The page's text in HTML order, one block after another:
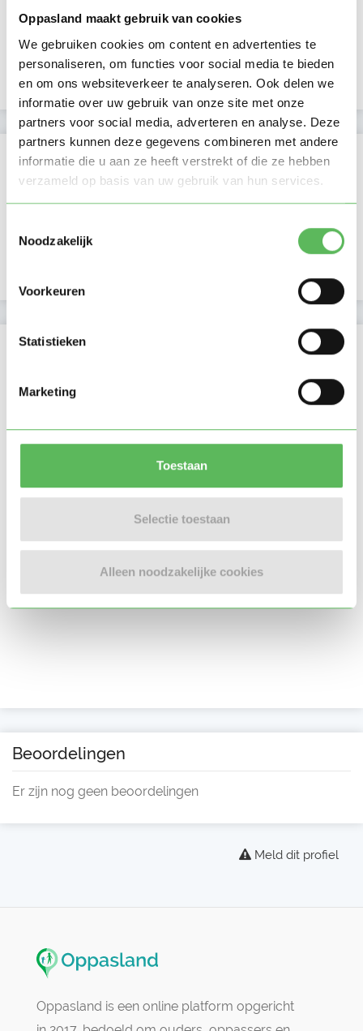
Oppasland maakt gebruik van cookies
We gebruiken cookies om content en advertenties te
personaliseren, om functies voor social media te bieden
en om ons websiteverkeer te analyseren. Ook delen we
informatie over uw gebruik van onze site met onze
partners voor social media, adverteren en analyse. Deze
partners kunnen deze gegevens combineren met andere
informatie die u aan ze heeft verstrekt of die ze hebben
verzameld op basis van uw gebruik van hun services.
Noodzakelijk
Voorkeuren
Statistieken
Marketing
Toestaan
Selectie toestaan
Alleen noodzakelijke cookies
Lid sinds 19-03-2025
Profiel bijgewerkt 18-09-2025
Verificaties
E-mailadres is geverifieerd
Locatie oppasadres (Hoofddorp)
Beoordelingen
Er zijn nog geen beoordelingen
Meld dit profiel
Oppasland is een online platform opgericht